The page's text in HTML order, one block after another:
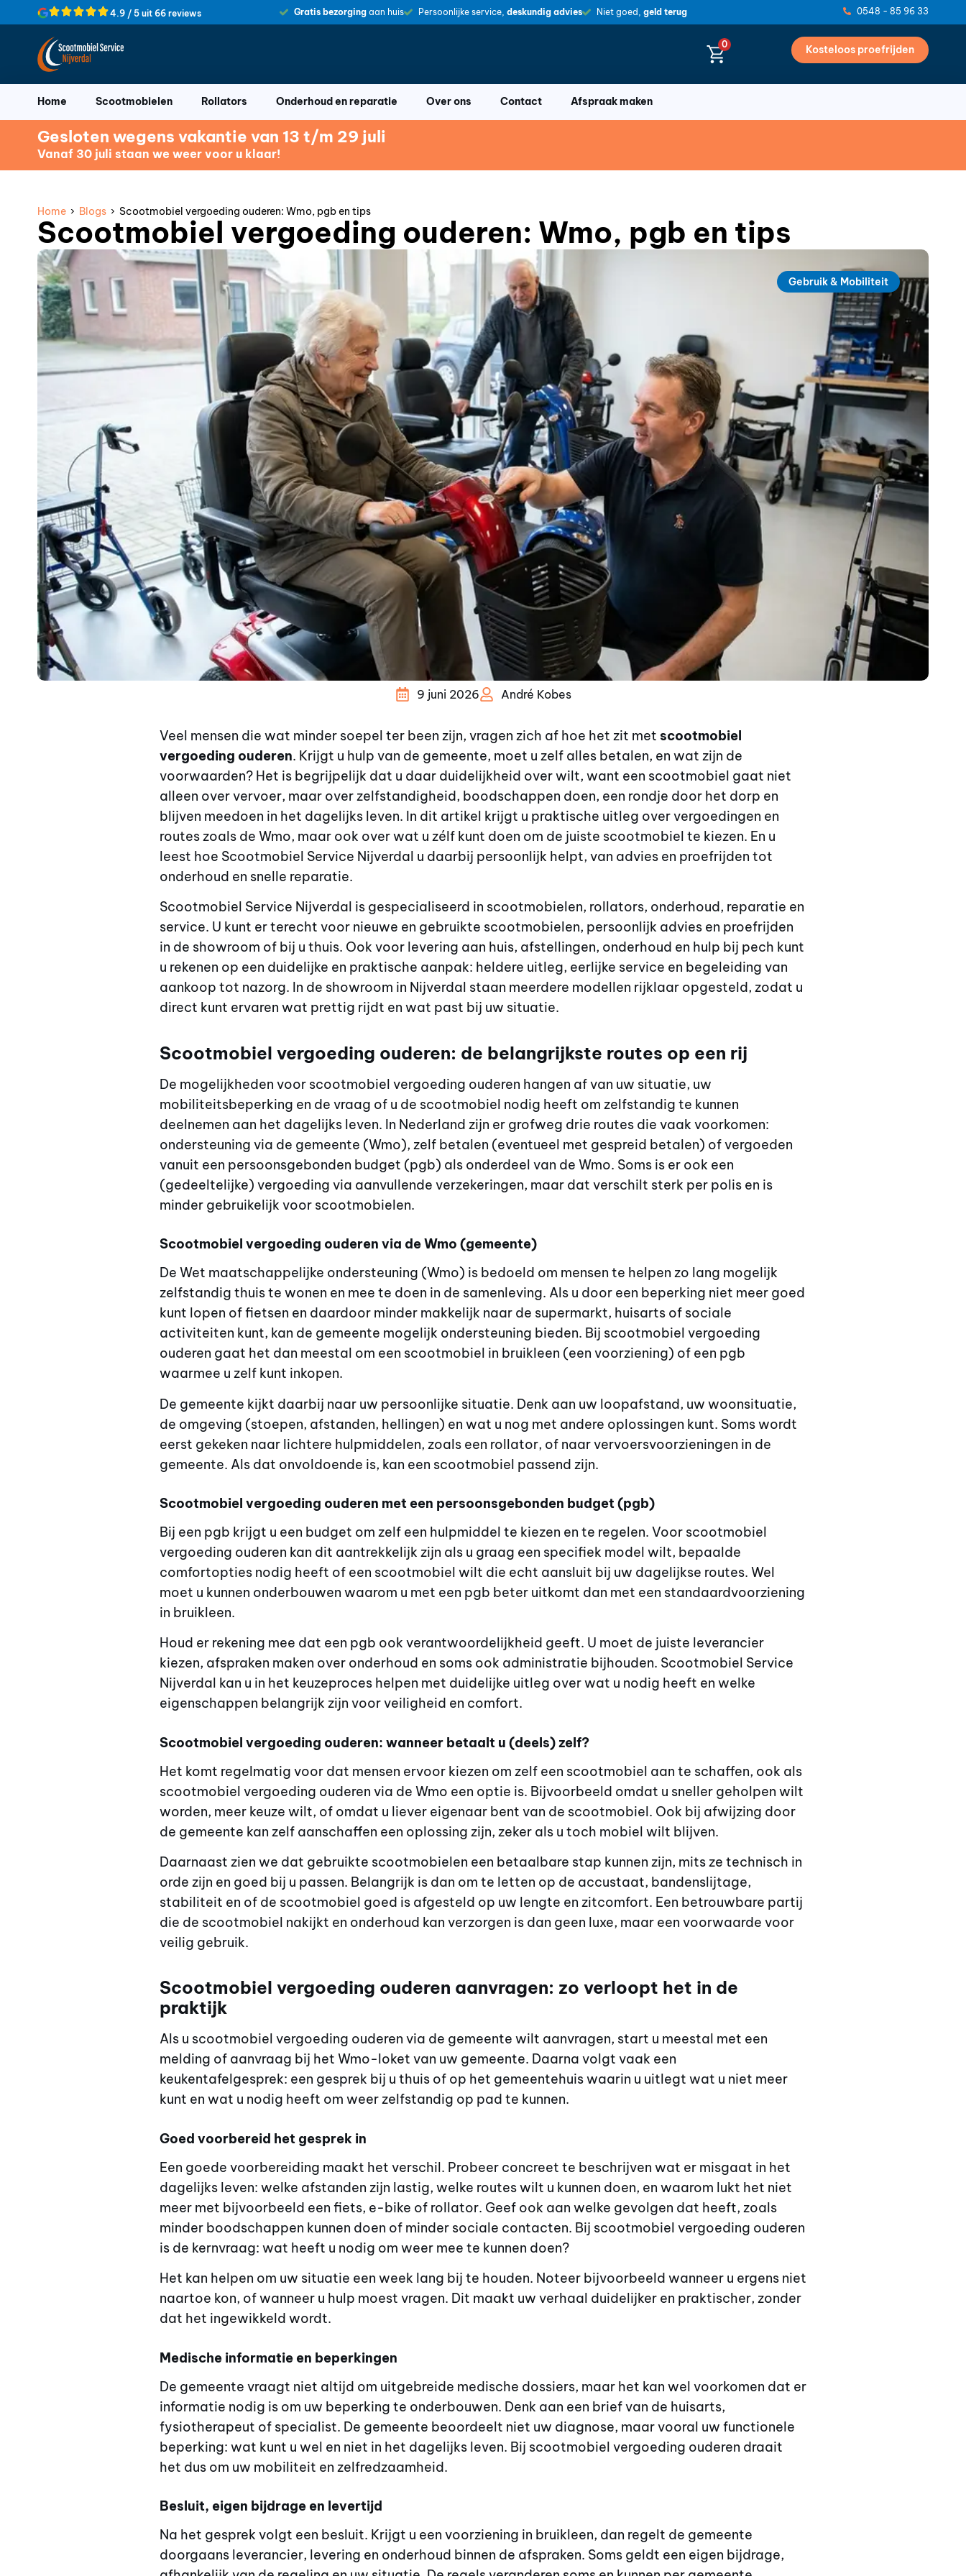
4.9 / 5 uit 66 reviews Gratis bezorgingaan huis Persoonlijke service, deskundig advies Niet goed, geld terug 0548 - 85 96 33
0 Kosteloos proefrijden
Home Scootmobielen Rollators Onderhoud en reparatie Over ons Contact Afspraak maken
Gesloten wegens vakantie van 13 t/m 29 juli
Vanaf 30 juli staan we weer voor u klaar!
Home › Blogs › Scootmobiel vergoeding ouderen: Wmo, pgb en tips
Scootmobiel vergoeding ouderen: Wmo, pgb en tips
Gebruik & Mobiliteit
9 juni 2026 André Kobes
Veel mensen die wat minder soepel ter been zijn, vragen zich af hoe het zit met scootmobiel
vergoeding ouderen. Krijgt u hulp van de gemeente, moet u zelf alles betalen, en wat zijn de
voorwaarden? Het is begrijpelijk dat u daar duidelijkheid over wilt, want een scootmobiel gaat niet
alleen over vervoer, maar over zelfstandigheid, boodschappen doen, een rondje door het dorp en
blijven meedoen in het dagelijks leven. In dit artikel krijgt u praktische uitleg over vergoedingen en
routes zoals de Wmo, maar ook over wat u zélf kunt doen om de juiste scootmobiel te kiezen. En u
leest hoe Scootmobiel Service Nijverdal u daarbij persoonlijk helpt, van advies en proefrijden tot
onderhoud en snelle reparatie.
Scootmobiel Service Nijverdal is gespecialiseerd in scootmobielen, rollators, onderhoud, reparatie en
service. U kunt er terecht voor nieuwe en gebruikte scootmobielen, persoonlijk advies en proefrijden
in de showroom of bij u thuis. Ook voor levering aan huis, afstellingen, onderhoud en hulp bij pech kunt
u rekenen op een duidelijke en praktische aanpak: heldere uitleg, eerlijke service en begeleiding van
aankoop tot nazorg. In de showroom in Nijverdal staan meerdere modellen rijklaar opgesteld, zodat u
direct kunt ervaren wat prettig rijdt en wat past bij uw situatie.
Scootmobiel vergoeding ouderen: de belangrijkste routes op een rij
De mogelijkheden voor scootmobiel vergoeding ouderen hangen af van uw situatie, uw
mobiliteitsbeperking en de vraag of u de scootmobiel nodig heeft om zelfstandig te kunnen
deelnemen aan het dagelijks leven. In Nederland zijn er grofweg drie routes die vaak voorkomen:
ondersteuning via de gemeente (Wmo), zelf betalen (eventueel met gespreid betalen) of vergoeden
vanuit een persoonsgebonden budget (pgb) als onderdeel van de Wmo. Soms is er ook een
(gedeeltelijke) vergoeding via aanvullende verzekeringen, maar dat verschilt sterk per polis en is
minder gebruikelijk voor scootmobielen.
Scootmobiel vergoeding ouderen via de Wmo (gemeente)
De Wet maatschappelijke ondersteuning (Wmo) is bedoeld om mensen te helpen zo lang mogelijk
zelfstandig thuis te wonen en mee te doen in de samenleving. Als u door een beperking niet meer goed
kunt lopen of fietsen en daardoor minder makkelijk naar de supermarkt, huisarts of sociale
activiteiten kunt, kan de gemeente mogelijk ondersteuning bieden. Bij scootmobiel vergoeding
ouderen gaat het dan meestal om een scootmobiel in bruikleen (een voorziening) of een pgb
waarmee u zelf kunt inkopen.
De gemeente kijkt daarbij naar uw persoonlijke situatie. Denk aan uw loopafstand, uw woonsituatie,
de omgeving (stoepen, afstanden, hellingen) en wat u nog met andere oplossingen kunt. Soms wordt
eerst gekeken naar lichtere hulpmiddelen, zoals een rollator, of naar vervoersvoorzieningen in de
gemeente. Als dat onvoldoende is, kan een scootmobiel passend zijn.
Scootmobiel vergoeding ouderen met een persoonsgebonden budget (pgb)
Bij een pgb krijgt u een budget om zelf een hulpmiddel te kiezen en te regelen. Voor scootmobiel
vergoeding ouderen kan dit aantrekkelijk zijn als u graag een specifiek model wilt, bepaalde
comfortopties nodig heeft of een scootmobiel wilt die echt aansluit bij uw dagelijkse routes. Wel
moet u kunnen onderbouwen waarom u met een pgb beter uitkomt dan met een standaardvoorziening
in bruikleen.
Houd er rekening mee dat een pgb ook verantwoordelijkheid geeft. U moet de juiste leverancier
kiezen, afspraken maken over onderhoud en soms ook administratie bijhouden. Scootmobiel Service
Nijverdal kan u in het keuzeproces helpen met duidelijke uitleg over wat u nodig heeft en welke
eigenschappen belangrijk zijn voor veiligheid en comfort.
Scootmobiel vergoeding ouderen: wanneer betaalt u (deels) zelf?
Het komt regelmatig voor dat mensen ervoor kiezen om zelf een scootmobiel aan te schaffen, ook als
scootmobiel vergoeding ouderen via de Wmo een optie is. Bijvoorbeeld omdat u sneller geholpen wilt
worden, meer keuze wilt, of omdat u liever eigenaar bent van de scootmobiel. Ook bij afwijzing door
de gemeente kan zelf aanschaffen een oplossing zijn, zeker als u toch mobiel wilt blijven.
Daarnaast zien we dat gebruikte scootmobielen een betaalbare stap kunnen zijn, mits ze technisch in
orde zijn en goed bij u passen. Belangrijk is dan om te letten op de accustaat, bandenslijtage,
stabiliteit en of de scootmobiel goed is afgesteld op uw lengte en zitcomfort. Een betrouwbare partij
die de scootmobiel nakijkt en onderhoud kan verzorgen is dan geen luxe, maar een voorwaarde voor
veilig gebruik.
Scootmobiel vergoeding ouderen aanvragen: zo verloopt het in de
praktijk
Als u scootmobiel vergoeding ouderen via de gemeente wilt aanvragen, start u meestal met een
melding of aanvraag bij het Wmo-loket van uw gemeente. Daarna volgt vaak een
keukentafelgesprek: een gesprek bij u thuis of op het gemeentehuis waarin u uitlegt wat u niet meer
kunt en wat u nodig heeft om weer zelfstandig op pad te kunnen.
Goed voorbereid het gesprek in
Een goede voorbereiding maakt het verschil. Probeer concreet te beschrijven wat er misgaat in het
dagelijks leven: welke afstanden zijn lastig, welke routes wilt u kunnen doen, en waarom lukt het niet
meer met bijvoorbeeld een fiets, e-bike of rollator. Geef ook aan welke gevolgen dat heeft, zoals
minder boodschappen kunnen doen of minder sociale contacten. Bij scootmobiel vergoeding ouderen
is de kernvraag: wat heeft u nodig om weer mee te kunnen doen?
Het kan helpen om uw situatie een week lang bij te houden. Noteer bijvoorbeeld wanneer u ergens niet
naartoe kon, of wanneer u hulp moest vragen. Dit maakt uw verhaal duidelijker en praktischer, zonder
dat het ingewikkeld wordt.
Medische informatie en beperkingen
De gemeente vraagt niet altijd om uitgebreide medische dossiers, maar het kan wel voorkomen dat er
informatie nodig is om uw beperking te onderbouwen. Denk aan een brief van de huisarts,
fysiotherapeut of specialist. De gemeente beoordeelt niet uw diagnose, maar vooral uw functionele
beperking: wat kunt u wel en niet in het dagelijks leven. Bij scootmobiel vergoeding ouderen draait
het dus om uw mobiliteit en zelfredzaamheid.
Besluit, eigen bijdrage en levertijd
Na het gesprek volgt een besluit. Krijgt u een voorziening in bruikleen, dan regelt de gemeente
doorgaans leverancier, levering en onderhoud binnen de afspraken. Soms geldt een eigen bijdrage,